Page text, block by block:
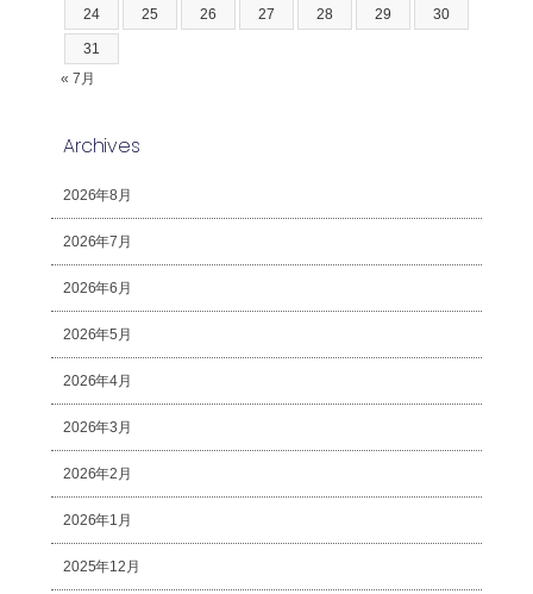
24 25 26 27 28 29 30
31
« 7月
Archives
2026年8月
2026年7月
2026年6月
2026年5月
2026年4月
2026年3月
2026年2月
2026年1月
2025年12月